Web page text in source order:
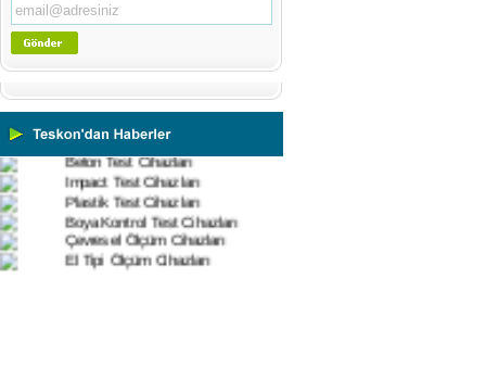
Tork Ölçerler-Kuvvet Ölçerler
Mikroskoplar
Profil Projektörler
Çekme Kopma Test Cihazları
Impact Test Cihazları
Plastik Test Cihazları
Boya Kontrol Test Cihazları
Çevresel Ölçüm Cihazları
El Tipi Ölçüm Cihazları